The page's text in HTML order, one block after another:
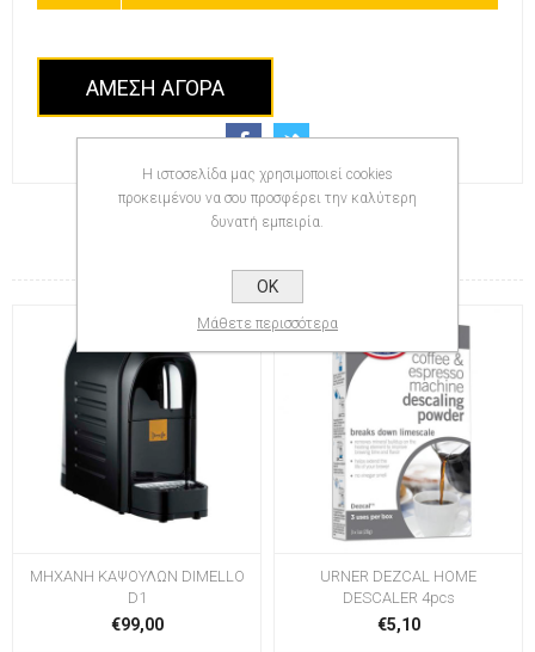
ΑΜΕΣΗ ΑΓΟΡΑ
ΣΧΕΤΙΚΆ ΠΡΟΪΌΝΤΑ
ΜΗΧΑΝΗ ΚΑΨΟΥΛΩΝ DIMELLO
D1
€99,00
URNER DEZCAL HOME
DESCALER 4pcs
€5,10
Η ιστοσελίδα μας χρησιμοποιεί cookies
προκειμένου να σου προσφέρει την καλύτερη
δυνατή εμπειρία.
OK
Μάθετε περισσότερα